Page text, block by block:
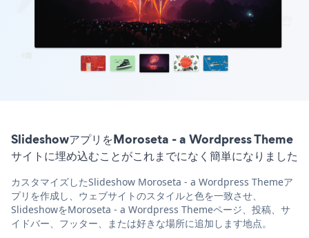
SlideshowアプリをMoroseta - a Wordpress Theme
サイトに埋め込むことがこれまでになく簡単になりました
カスタマイズしたSlideshow Moroseta - a Wordpress Themeア
プリを作成し、ウェブサイトのスタイルと色を一致させ、
SlideshowをMoroseta - a Wordpress Themeページ、投稿、サ
イドバー、フッター、または好きな場所に追加します地点。